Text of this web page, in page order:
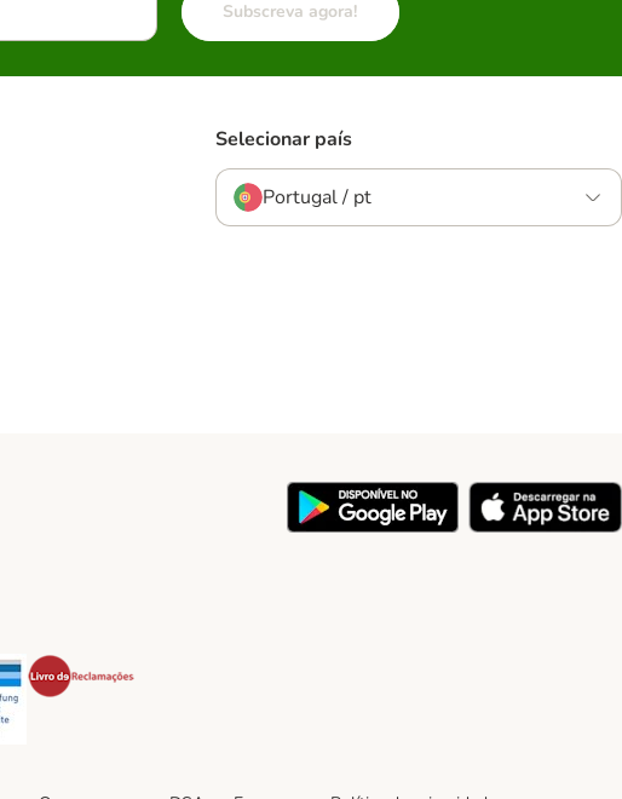
Subscreva agora!
Selecionar país
Portugal / pt
Security